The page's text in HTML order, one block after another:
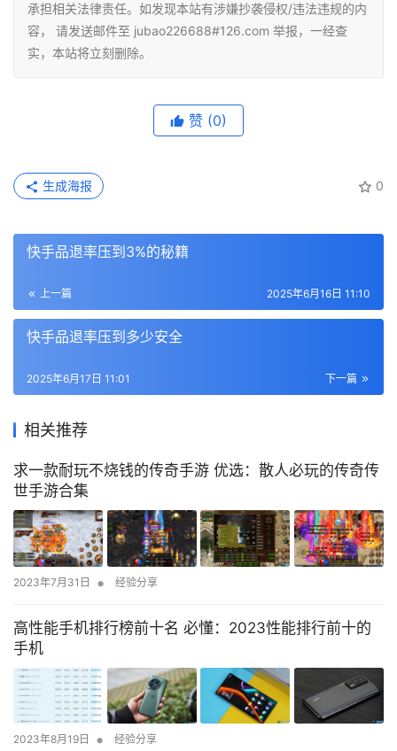
承担相关法律责任。如发现本站有涉嫌抄袭侵权/违法违规的内
容， 请发送邮件至 jubao226688#126.com 举报，一经查
实，本站将立刻删除。
赞 (0)
0
生成海报
快手品退率压到3%的秘籍
上一篇 2025年6月16日 11:10
快手品退率压到多少安全
下一篇
2025年6月17日 11:01
相关推荐
求一款耐玩不烧钱的传奇手游 优选：散人必玩的传奇传
世手游合集
2023年7月31日 • 经验分享
高性能手机排行榜前十名 必懂：2023性能排行前十的
手机
2023年8月19日 • 经验分享